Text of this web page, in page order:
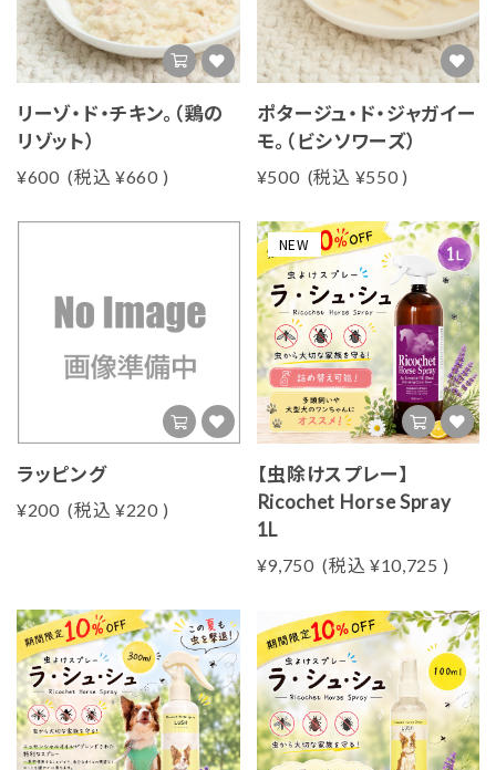
リーゾ・ド・チキン。（鶏の
リゾット）
¥600 (税込 ¥660 )
ポタージュ・ド・ジャガイー
モ。（ビシソワーズ）
¥500 (税込 ¥550 )
ラッピング
¥200 (税込 ¥220 )
NEW
【虫除けスプレー】
Ricochet Horse Spray
1L
¥9,750 (税込 ¥10,725 )